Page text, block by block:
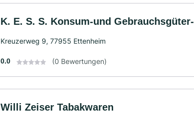
K. E. S. S. Konsum-und Gebrauchsgüter-
Kreuzerweg 9, 77955 Ettenheim
0.0 (0 Bewertungen)
Willi Zeiser Tabakwaren